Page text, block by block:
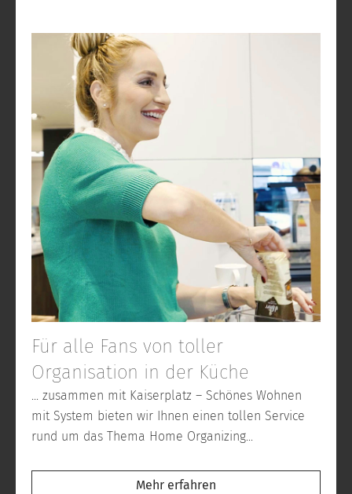
Für alle Fans von toller
Organisation in der Küche
... zusammen mit Kaiserplatz – Schönes Wohnen
mit System bieten wir Ihnen einen tollen Service
rund um das Thema Home Organizing...
Mehr erfahren